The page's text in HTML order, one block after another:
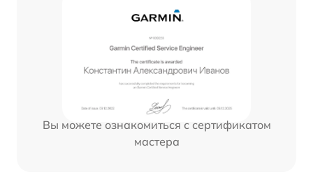
Вы можете ознакомиться с сертификатом
мастера